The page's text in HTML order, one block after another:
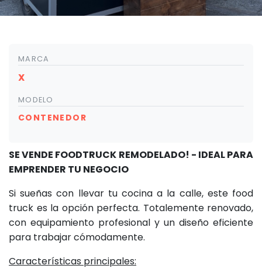
MARCA
X
MODELO
CONTENEDOR
SE VENDE FOODTRUCK REMODELADO! - IDEAL PARA
EMPRENDER TU NEGOCIO
Si sueñas con llevar tu cocina a la calle, este food
truck es la opción perfecta. Totalemente renovado,
con equipamiento profesional y un diseño eficiente
para trabajar cómodamente.
Características principales: